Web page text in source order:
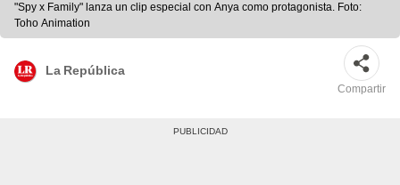
"Spy x Family" lanza un clip especial con Anya como protagonista. Foto:
Toho Animation
La República
Compartir